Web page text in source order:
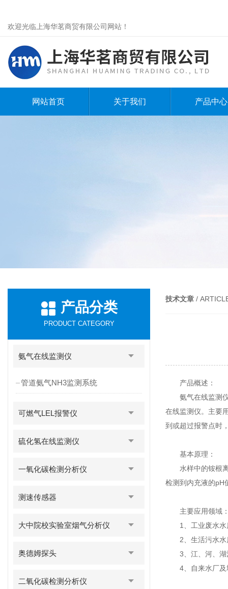
欢迎光临上海华茗商贸有限公司网站！
网站首页 关于我们 产品中心
产品分类
PRODUCT CATEGORY
氨气在线监测仪
管道氨气NH3监测系统
可燃气LEL报警仪
硫化氢在线监测仪
一氧化碳检测分析仪
测速传感器
大中院校实验室烟气分析仪
奥德姆探头
二氧化碳检测分析仪
技术文章 /
产品概述：
氨气在线监测仪
在线监测仪。主要
到或超过报警点时
基本原理：
水样中的铵根离
检测到内充液的pH
主要应用领域
1、工业废水水
2、生活污水水
3、江、河、湖
4、自来水厂及